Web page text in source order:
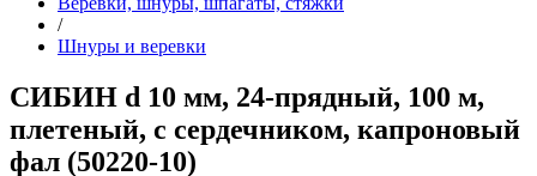
/
Шнуры и веревки
СИБИН d 10 мм, 24-прядный, 100 м,
плетеный, с сердечником, капроновый
фал (50220-10)